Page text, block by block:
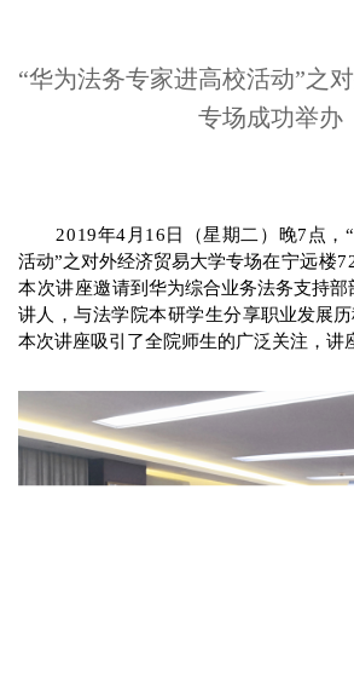
“华为法务专家进高校活动”之
专场成功举办
2019年4 月 16 日 （星期二） 晚7点， “
活动”之对外经济贸易大学专场在宁远楼
本次讲座邀请到华为综合业务法务支持部
讲人 ，与法学院本研学生分享职业发展
本次讲座吸引了全院师生的广泛关注，讲